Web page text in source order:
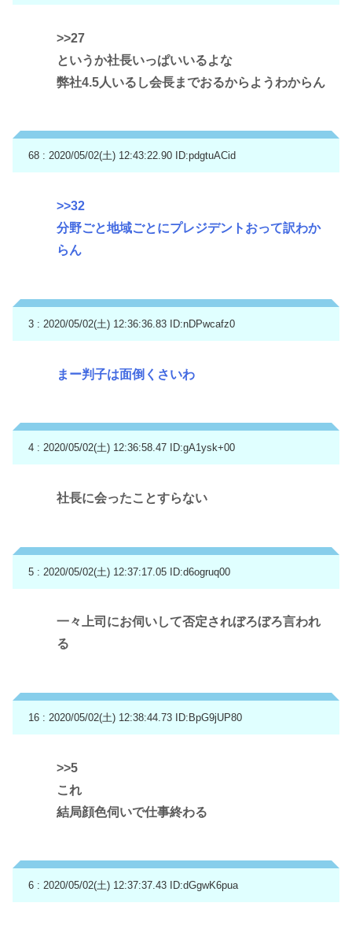
>>27
というか社長いっぱいいるよな
弊社4.5人いるし会長までおるからようわからん
68 : 2020/05/02(土) 12:43:22.90 ID:pdgtuACid
>>32
分野ごと地域ごとにプレジデントおって訳わか
らん
3 : 2020/05/02(土) 12:36:36.83 ID:nDPwcafz0
まー判子は面倒くさいわ
4 : 2020/05/02(土) 12:36:58.47 ID:gA1ysk+00
社長に会ったことすらない
5 : 2020/05/02(土) 12:37:17.05 ID:d6ogruq00
一々上司にお伺いして否定されぼろぼろ言われ
る
16 : 2020/05/02(土) 12:38:44.73 ID:BpG9jUP80
>>5
これ
結局顔色伺いで仕事終わる
6 : 2020/05/02(土) 12:37:37.43 ID:dGgwK6pua